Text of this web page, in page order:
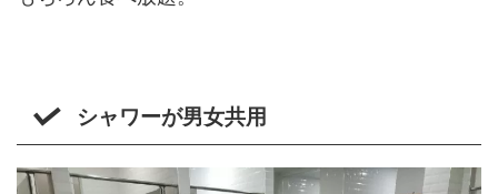
シャワーが男女共用